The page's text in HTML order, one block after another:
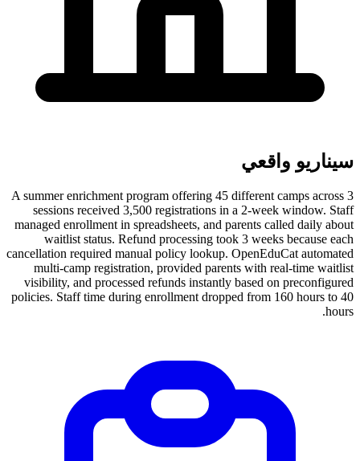
سيناريو واقعي
A summer enrichment program offering 45 different camps across 3
sessions received 3,500 registrations in a 2-week window. Staff
managed enrollment in spreadsheets, and parents called daily about
waitlist status. Refund processing took 3 weeks because each
cancellation required manual policy lookup. OpenEduCat automated
multi-camp registration, provided parents with real-time waitlist
visibility, and processed refunds instantly based on preconfigured
policies. Staff time during enrollment dropped from 160 hours to 40
hours.